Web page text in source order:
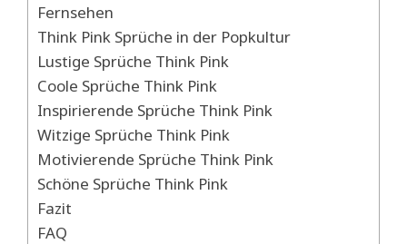
Fernsehen
Think Pink Sprüche in der Popkultur
Lustige Sprüche Think Pink
Coole Sprüche Think Pink
Inspirierende Sprüche Think Pink
Witzige Sprüche Think Pink
Motivierende Sprüche Think Pink
Schöne Sprüche Think Pink
Fazit
FAQ